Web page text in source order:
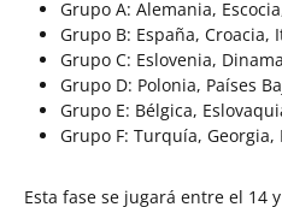
Grupo A: Alemania,
Grupo B: España, Croacia,
Grupo C: Eslovenia,
Grupo D: Polonia, Países
Grupo E: Bélgica,
Grupo F: Turquía,
Esta fase se jugará entre el 14